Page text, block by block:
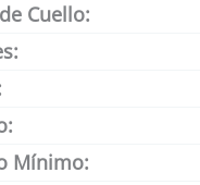
Cuello:
Mínimo: